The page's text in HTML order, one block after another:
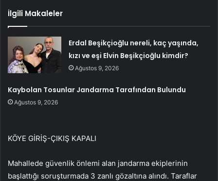
İlgili Makaleler
Erdal Beşikçioğlu nereli, kaç yaşında,
kızı ve eşi Elvin Beşikçioğlu kimdir?
Ağustos 9, 2026
Kaybolan Tosunlar Jandarma Tarafından Bulundu
Ağustos 9, 2026
KÖYE GİRİŞ-ÇIKIŞ KAPALI
Mahallede güvenlik önlemi alan jandarma ekiplerinin
başlattığı soruşturmada 3 zanlı gözaltına alındı. Taraflar